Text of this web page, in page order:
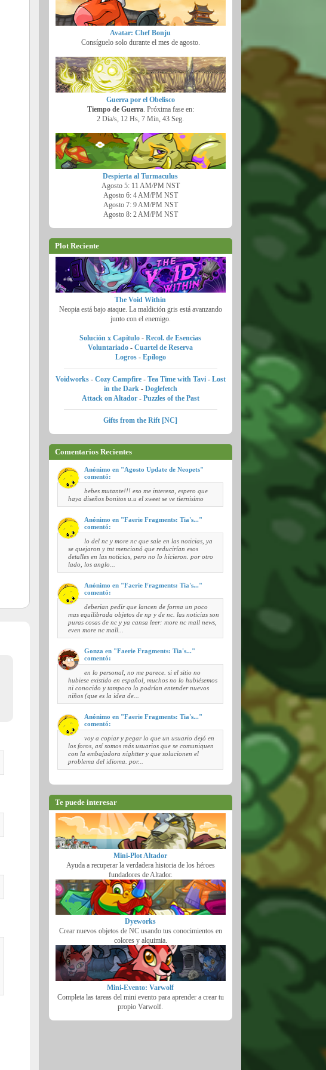
Avatar: Chef Bonju
Consíguelo solo durante el mes de agosto.
Guerra por el Obelisco
Tiempo de Guerra. Próxima fase en:
2 Día/s, 12 Hs, 7 Min, 42 Seg.
Despierta al Turmaculus
Agosto 5: 11 AM/PM NST
Agosto 6: 4 AM/PM NST
Agosto 7: 9 AM/PM NST
Agosto 8: 2 AM/PM NST
Plot Reciente
The Void Within
Neopia está bajo ataque. La maldición gris está avanzando
junto con el enemigo.
Solución x Capítulo -Recol. de Esencias
Voluntariado -Cuartel de Reserva
Logros- Epílogo
Voidworks- Cozy Campfire - Tea Time with Tavi- Lost
in the Dark - Doglefetch
Attack on Altador- Puzzles of the Past
Gifts from the Rift [NC]
Comentarios Recientes
Anónimo en "Agosto Update de Neopets"
comentó:
bebes mutante!!! eso me interesa, espero que
haya diseños bonitos u.u el xweet se ve tiernisimo
Anónimo en "Faerie Fragments: Tia's..."
comentó:
lo del nc y more nc que sale en las noticias, ya
se quejaron y tnt mencionó que reducirían esos
detalles en las noticias, pero no lo hicieron. por otro
lado, los anglo...
Anónimo en "Faerie Fragments: Tia's..."
comentó:
deberian pedir que lancen de forma un poco
mas equilibrada objetos de np y de nc. las noticias son
puras cosas de nc y ya cansa leer: more nc mall news,
even more nc mall...
Gonza en "Faerie Fragments: Tia's..."
comentó:
en lo personal, no me parece. si el sitio no
hubiese existido en español, muchos no lo hubiésemos
ni conocido y tampoco lo podrían entender nuevos
niños (que es la idea de...
Anónimo en "Faerie Fragments: Tia's..."
comentó:
voy a copiar y pegar lo que un usuario dejó en
los foros, así somos más usuarios que se comuniquen
con la embajadora nightter y que solucionen el
problema del idioma. por...
Te puede interesar
Mini-Plot Altador
Ayuda a recuperar la verdadera historia de los héroes
fundadores de Altador.
Dyeworks
Crear nuevos objetos de NC usando tus conocimientos en
colores y alquimia.
Mini-Evento: Varwolf
Completa las tareas del mini evento para aprender a crear tu
propio Varwolf.